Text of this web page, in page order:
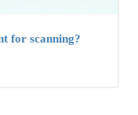
for scanning?